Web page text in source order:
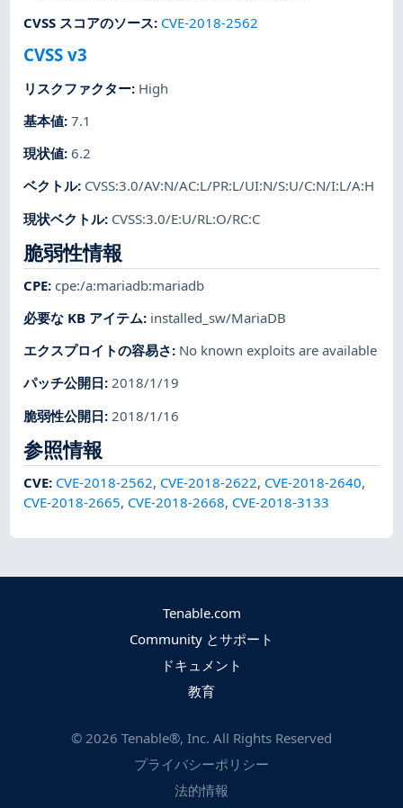
CVSS スコアのソース: CVE-2018-2562
CVSS v3
リスクファクター: High
基本値:7.1
現状値:6.2
ベクトル: CVSS:3.0/AV:N/AC:L/PR:L/UI:N/S:U/C:N/I:L/A:H
現状ベクトル: CVSS:3.0/E:U/RL:O/RC:C
脆弱性情報
CPE:cpe:/a:mariadb:mariadb
必要な KB アイテム: installed_sw/MariaDB
エクスプロイトの容易さ: No known exploits are available
パッチ公開日:2018/1/19
脆弱性公開日: 2018/1/16
参照情報
CVE: CVE-2018-2562, CVE-2018-2622, CVE-2018-2640,
CVE-2018-2665, CVE-2018-2668, CVE-2018-3133
Tenable.com
Community とサポート
ドキュメント
教育
© 2026 Tenable®, Inc. All Rights Reserved
プライバシーポリシー
法的情報